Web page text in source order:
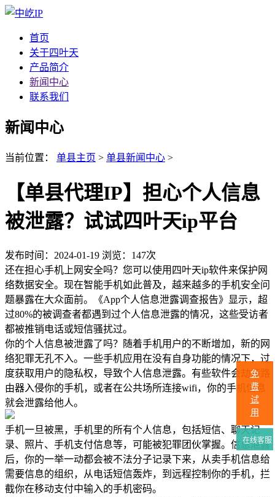
首页
关于四叶天
产品简介
新闻中心
联系我们
新闻中心
当前位置： 单县主页 > 单县新闻中心 >
【单县代理IP】担心个人信息
被泄露？试试四叶天ip平台
发布时间：2024-01-19 浏览：147次
还在担心手机上网安全吗？您可以使用四叶天ip软件来保护网
络数据安全。现在智能手机如此普及，越来越多的手机安全问
题暴露在大众面前。《App个人信息泄露调查报告》显示，超
过80%的被调查者都遇到过个人信息泄露的情况，这些受访者
都被推销电话或短信骚扰过。
你的个人信息被泄露了吗？随着手机用户的不断增加，新的网
络犯罪无孔不入。一些手机应用在没有自身功能的情况下，过
度获取用户的隐私权，导致个人信息泄露。有些软件会劫持路
由器入侵你的手机，或者在公共场所连接wifi，你的手机信息
就会泄露给他人。
手机一旦被黑，手机里的所有个人信息，包括短信、聊天记
录、照片、手机支付信息等，可能被犯罪团伙掌握。信息泄露
后，你的一举一动都会被不法分子记录下来，从卖手机信息给
需要信息的组织，从电话短信轰炸，到远程控制你的手机，拦
截你在移动支付中输入的手机密码。
免
费
试
用
在线客服